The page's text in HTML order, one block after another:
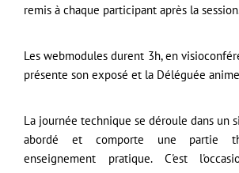
remis à chaque participant après la
Les webmodules durent 3h, en
présente son exposé et la Déléguée
La journée technique se déroule dans un
abordé et comporte une partie
enseignement pratique. C'est